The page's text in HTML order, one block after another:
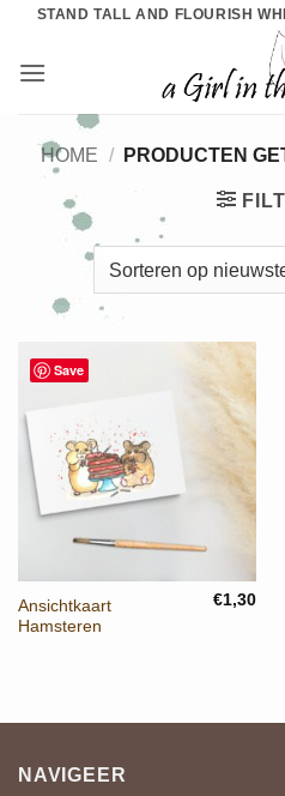
inhoud
STAND TALL AND FLOURISH
HOME / PRODUCTEN
Save
Ansichtkaart
Hamsteren
€1,30
NAVIGEER